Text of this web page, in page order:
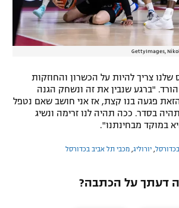
GettyImages,
שלנו צריך להיות על הכשרון והחוזקות
"ברגע שנבין את זה ונשחק הגנה
פגעה בנו קצת, אז אני חושב שאם נטפל
בסדר. ככה תהיה לנו זרימה ונשיג
במוקד מבחינתנו".
, יורוליג, מכבי תל אביב בכדורסל
דעתך על הכתבה?